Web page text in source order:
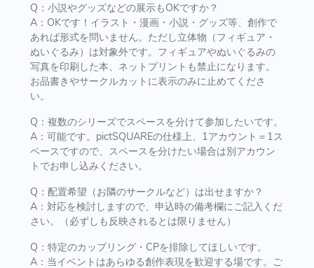
Q：小説やグッズなどの展示もOKですか？
A：OKです！イラスト・漫画・小説・グッズ等、創作で
あれば形式を問いません。ただし立体物（フィギュア・
ぬいぐるみ）は対象外です。フィギュアやぬいぐるみの
写真を印刷した本、ネットプリントも禁止になります。
お品書きやサークルカットに表示のみに止めてくださ
い。
Q：複数のシリーズでスペースを分けて参加したいです。
A：可能です。pictSQUAREの仕様上、1アカウント＝1ス
ペースですので、スペースを分けたい場合は別アカウン
トでお申し込みください。
Q：配置希望（お隣のサークルなど）は出せますか？
A：対応を検討しますので、申込時の備考欄にご記入くだ
さい。（必ずしも反映されるとは限りません）
Q：特定のカップリング・CPを排除してほしいです。
A：当イベントはあらゆる創作表現を歓迎する場です。ご